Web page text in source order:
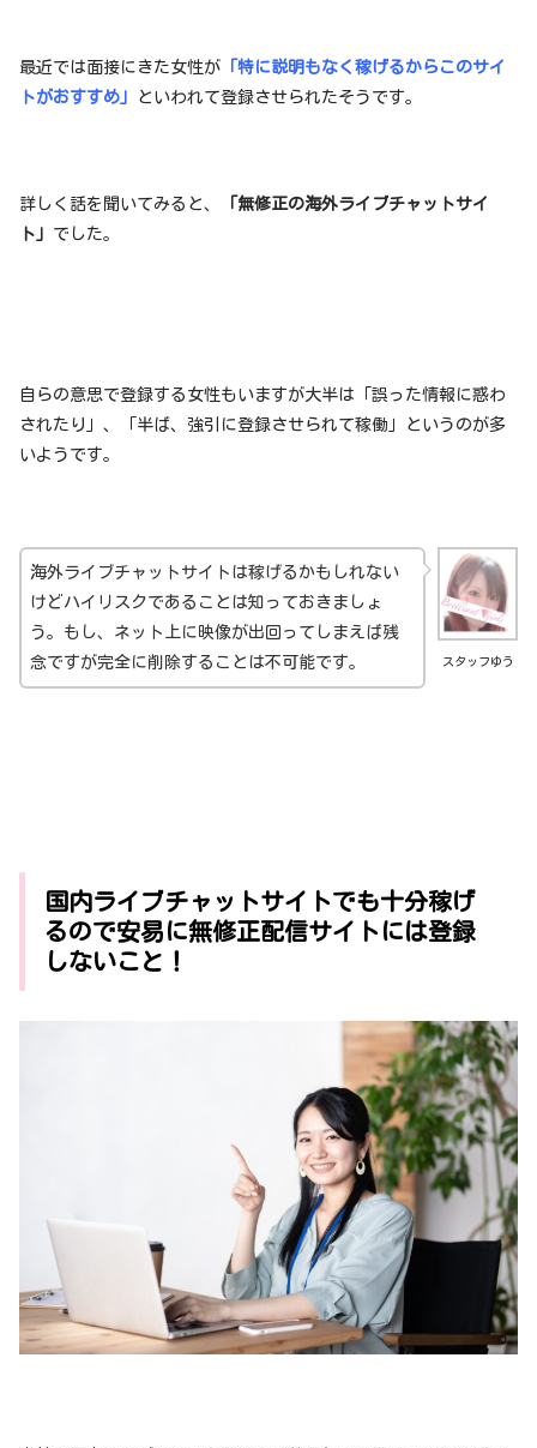
最近では面接にきた女性が 「特に説明もなく稼げるからこのサイ
トがおすすめ」
といわれて登録させられたそうです。
詳しく話を聞いてみると、
「無修正の海外ライブチャットサイ
ト」 でした。
自らの意思で登録する女性もいますが大半は「誤った情報に惑わ
されたり」、「半ば、強引に登録させられて稼働」というのが多
いようです。
スタッフゆう
海外ライブチャットサイトは稼げるかもしれない
けどハイリスクであることは知っておきましょ
う。もし、ネット上に映像が出回ってしまえば残
念ですが完全に削除することは不可能です。
国内ライブチャットサイトでも十分稼げ
るので安易に無修正配信サイトには登録
しないこと！